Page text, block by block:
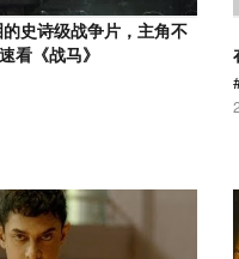
的史诗级战争片，主角不
看《战马》